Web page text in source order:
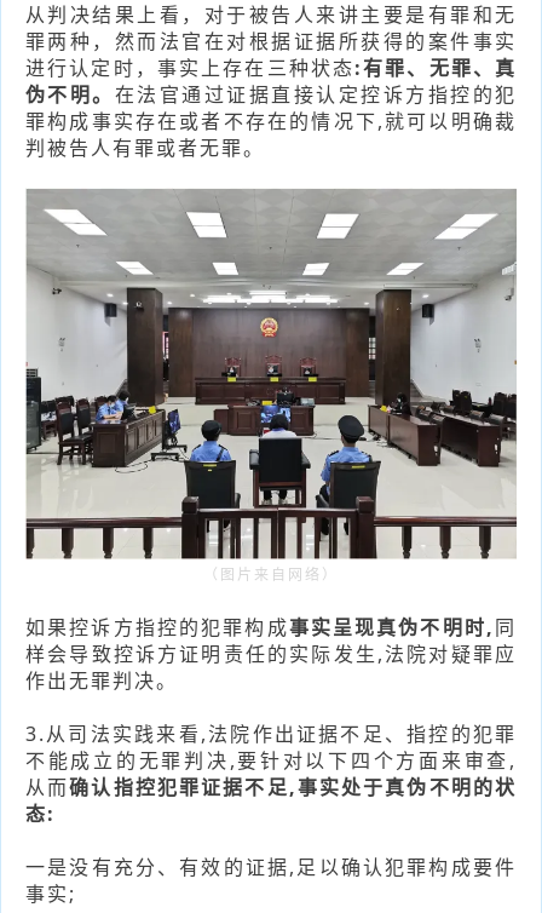
从判决结果上看，对于被告人来讲主要是有罪和无
罪两种，然而法官在对根据证据所获得的案件事实
进行认定时，事实上存在三种状态:有罪、无罪、真
伪不明。 在法官通过证据直接认定控诉方指控的犯
罪构成事实存在或者不存在的情况下,就可以明确裁
判被告人有罪或者无罪。
（图片来自网络）
如果控诉方指控的犯罪构成事实呈现真伪不明时,同
样会导致控诉方证明责任的实际发生,法院对疑罪应
作出无罪判决。
3.从司法实践来看,法院作出证据不足、指控的犯罪
不能成立的无罪判决,要针对以下四个方面来审查,
从而确认指控犯罪证据不足,事实处于真伪不明的状
态:
一是没有充分、有效的证据,足以确认犯罪构成要件
事实;